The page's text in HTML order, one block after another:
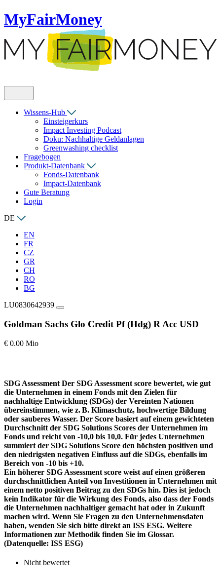
MyFairMoney
Wissens-Hub
Einsteigerkurs
Impact Investing Podcast
Doku: Nachhaltige Geldanlagen
Greenwashing checklist
Fragebogen
Produkt-Datenbank
Fonds-Datenbank
Impact-Datenbank
Gute Beratung
Login
DE
EN
FR
CZ
GR
CH
RO
BG
LU0830642939
Goldman Sachs Glo Credit Pf (Hdg) R Acc USD
€ 0.00 Mio
SDG Assessment Der SDG Assessment score bewertet, wie gut
die Unternehmen in einem Fonds mit den Zielen für
nachhaltige Entwicklung (SDGs) der Vereinten Nationen
übereinstimmen, wie z. B. Klimaschutz, hochwertige Bildung
oder sauberes Wasser. Der Score basiert auf einem gewichteten
Durchschnitt der SDG Solutions Scores der Unternehmen im
Fonds und reicht von -10,0 bis 10,0. Für jedes Unternehmen
summiert der SDG Solutions Score den höchsten positiven und
den niedrigsten negativen Einfluss auf die SDGs, ebenfalls im
Bereich von -10 bis +10.
Ein höherer SDG Assessment score weist auf einen größeren
durchschnittlichen Anteil von Investitionen in Unternehmen mit
einem netto positiven Beitrag zu den SDGs hin. Dies ist jedoch
kein Indikator für die Wirkung des Fonds, also dass der Fonds
die Unternehmen nachhaltiger gemacht hat oder in Zukunft
machen wird. Wenn Sie Fragen zu den Unternehmensdaten
haben, wenden Sie sich bitte direkt an ISS ESG. Weitere
Informationen zur Methodik finden Sie im Glossar.
(Datenquelle: ISS ESG)
Nicht bewertet